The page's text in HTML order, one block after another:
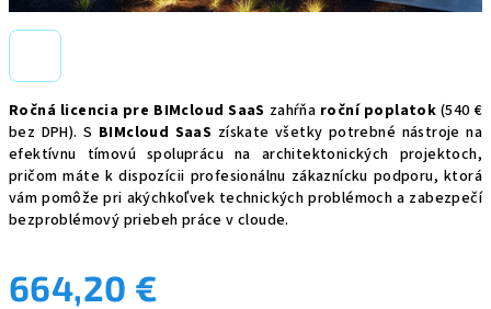
Ročná licencia pre BIMcloud SaaS zahŕňa roční poplatok (540 €
bez DPH). S BIMcloud SaaS získate všetky potrebné nástroje na
efektívnu tímovú spoluprácu na architektonických projektoch,
pričom máte k dispozícii profesionálnu zákaznícku podporu, ktorá
vám pomôže pri akýchkoľvek technických problémoch a zabezpečí
bezproblémový priebeh práce v cloude.
664,20 €